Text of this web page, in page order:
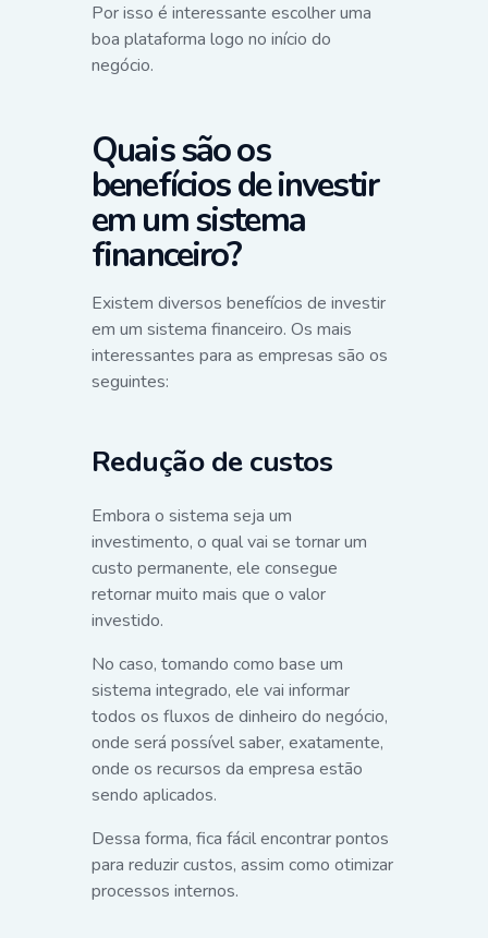
Por isso é interessante escolher uma
boa plataforma logo no início do
negócio.
Quais são os
benefícios de investir
em um sistema
financeiro?
Existem diversos benefícios de investir
em um sistema financeiro. Os mais
interessantes para as empresas são os
seguintes:
Redução de custos
Embora o sistema seja um
investimento, o qual vai se tornar um
custo permanente, ele consegue
retornar muito mais que o valor
investido.
No caso, tomando como base um
sistema integrado, ele vai informar
todos os fluxos de dinheiro do negócio,
onde será possível saber, exatamente,
onde os recursos da empresa estão
sendo aplicados.
Dessa forma, fica fácil encontrar pontos
para reduzir custos, assim como otimizar
processos internos.